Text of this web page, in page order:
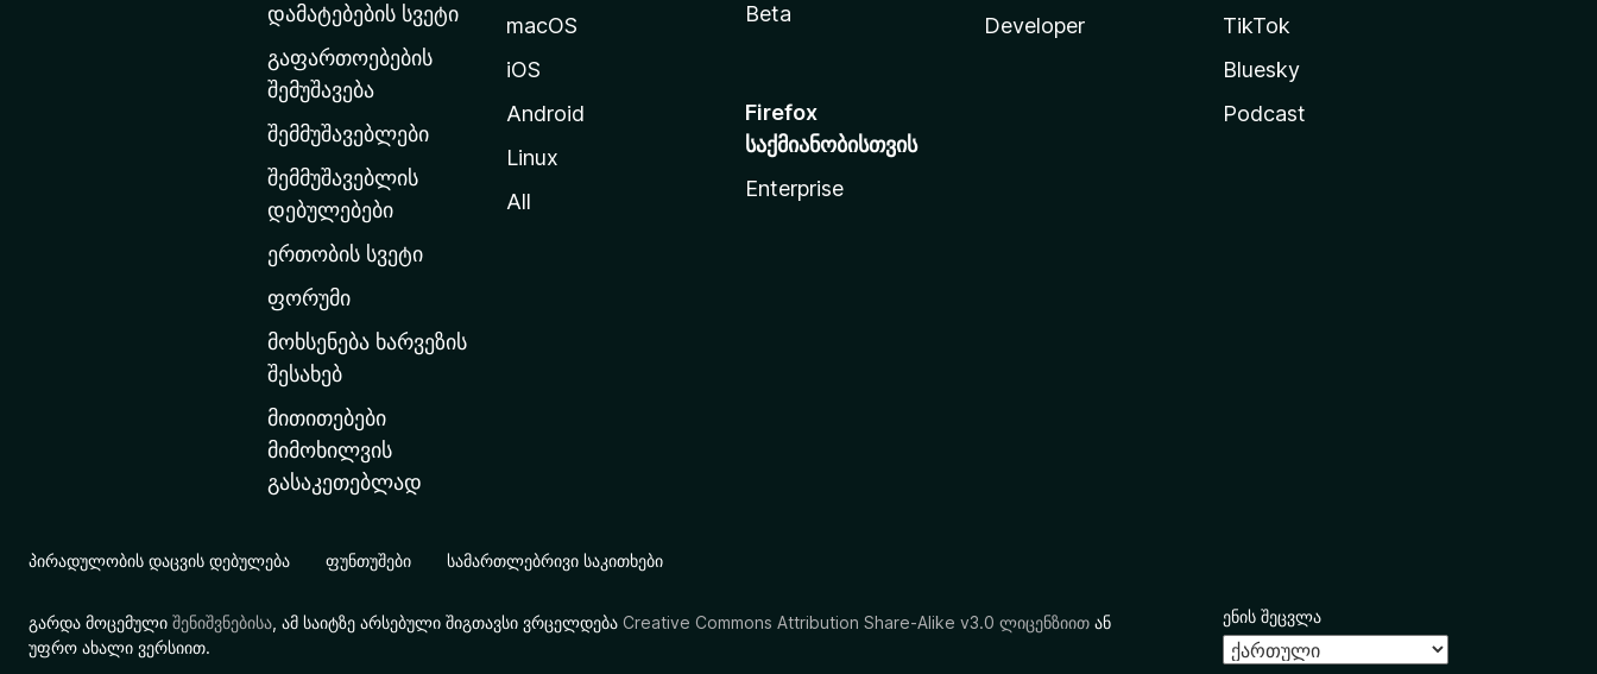
გ
დ
ა
დამატებების სვეტი
გაფართოებების
შემუშავება
შემმუშავებლები
შემმუშავებლის
დებულებები
ერთობის სვეტი
ფორუმი
მოხსენება ხარვეზის
შესახებ
მითითებები
მიმოხილვის
გასაკეთებლად
macOS
iOS
Android
Linux
All
Beta
Firefox
საქმიანობისთვის
Enterprise
Developer
TikTok
Bluesky
Podcast
პირადულობის დაცვის დებულება ფუნთუშები სამართლებრივი საკითხები
გარდა მოცემული შენიშვნებისა , ამ საიტზე არსებული შიგთავსი ვრცელდება Creative Commons Attribution Share-Alike v3.0 ლიცენზიით ან
უფრო ახალი ვერსიით.
ენის შეცვლა